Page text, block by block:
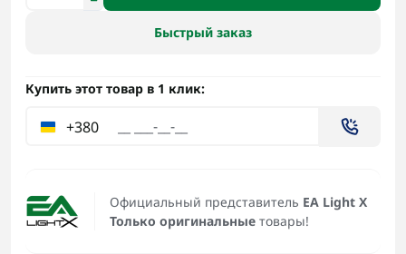
Официальный представитель EA Light X
Только оригинальные товары!
Быстрый заказ
Купить этот товар в 1 клик:
+380